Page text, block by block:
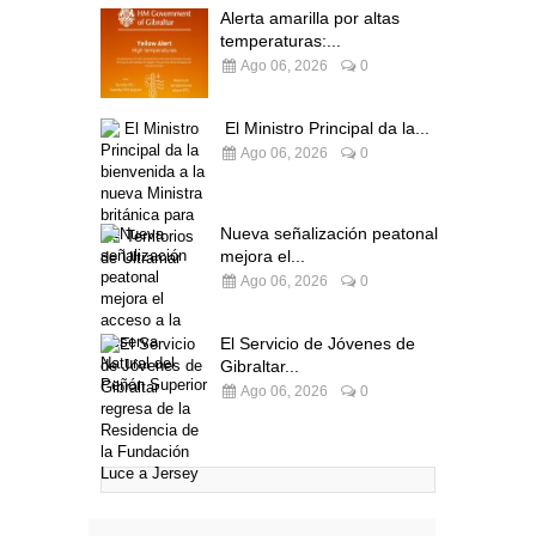
Alerta amarilla por altas
temperaturas:...
Ago 06, 2026 0
El Ministro Principal da la...
Ago 06, 2026 0
Nueva señalización peatonal
mejora el...
Ago 06, 2026 0
El Servicio de Jóvenes de
Gibraltar...
Ago 06, 2026 0